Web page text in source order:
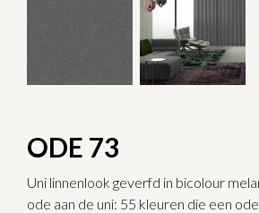
ODE 73
Uni linnenlook geverfd in bicolour
ode aan de uni: 55 kleuren die een